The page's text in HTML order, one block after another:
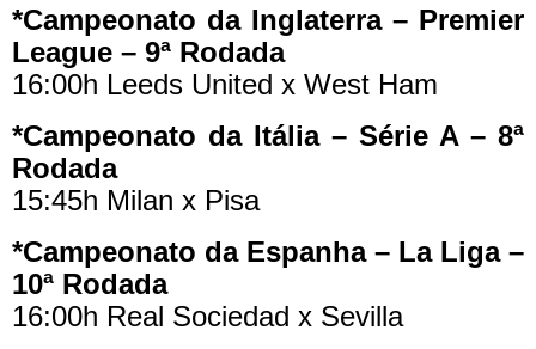
*Campeonato da Inglaterra – Premier
League – 9ª Rodada
16:00h Leeds United x West Ham
*Campeonato da Itália – Série A – 8ª
Rodada
15:45h Milan x Pisa
*Campeonato da Espanha – La Liga –
10ª Rodada
16:00h Real Sociedad x Sevilla